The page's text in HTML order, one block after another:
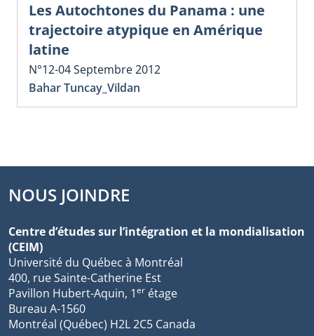
Les Autochtones du Panama : une
trajectoire atypique en Amérique
latine
N°12-04 Septembre 2012
Bahar Tuncay_Vildan
NOUS JOINDRE
Centre d’études sur l’intégration et la mondialisation
(CEIM)
Université du Québec à Montréal
400, rue Sainte-Catherine Est
Pavillon Hubert-Aquin, 1er étage
Bureau A-1560
Montréal (Québec) H2L 2C5 Canada